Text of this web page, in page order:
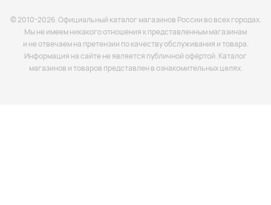
© 2010-2026. Официальный каталог магазинов России во всех городах.
Мы не имеем никакого отношения к представленным магазинам
и не отвечаем на претензии по качеству обслуживания и товара.
Информация на сайте не является публичной офёртой. Каталог
магазинов и товаров представлен в ознакомительных целях.